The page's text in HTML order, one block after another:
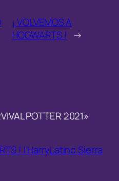
¡ VOLVEMOS A
HOGWARTS ! →
POTTER 2021»
! | HarryLatino Sierra